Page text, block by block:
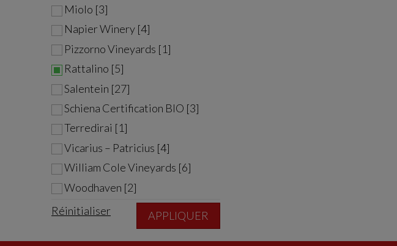
Miolo [3]
Napier Winery [4]
Pizzorno Vineyards [1]
Rattalino [5]
Salentein [27]
Schiena Certification BIO [3]
Terredirai [1]
Vicarius – Patricius [4]
William Cole Vineyards [6]
Woodhaven [2]
Réinitialiser
APPLIQUER